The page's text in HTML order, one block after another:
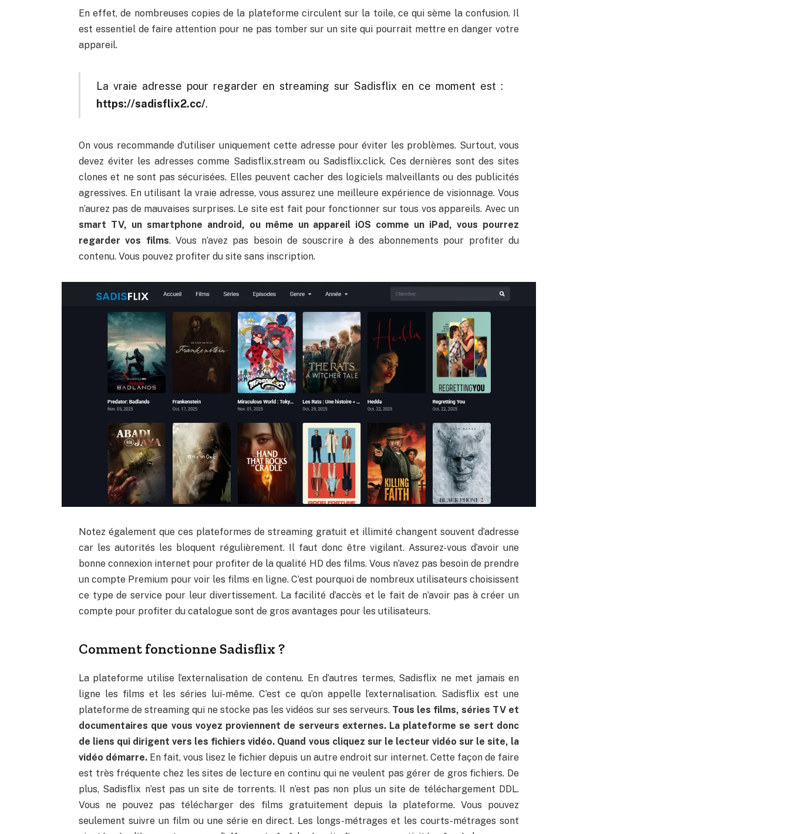
En effet, de nombreuses copies de la plateforme circulent sur la toile, ce qui sème la confusion. Il
est essentiel de faire attention pour ne pas tomber sur un site qui pourrait mettre en danger votre
appareil.
La vraie adresse pour regarder en streaming sur Sadisflix en ce moment est :
https://sadisflix2.cc/.
On vous recommande d’utiliser uniquement cette adresse pour éviter les problèmes. Surtout, vous
devez éviter les adresses comme Sadisflix.stream ou Sadisflix.click. Ces dernières sont des sites
clones et ne sont pas sécurisées. Elles peuvent cacher des logiciels malveillants ou des publicités
agressives. En utilisant la vraie adresse, vous assurez une meilleure expérience de visionnage. Vous
n’aurez pas de mauvaises surprises. Le site est fait pour fonctionner sur tous vos appareils. Avec un
smart TV, un smartphone android, ou même un appareil iOS comme un iPad, vous pourrez
regarder vos films. Vous n’avez pas besoin de souscrire à des abonnements pour profiter du
contenu. Vous pouvez profiter du site sans inscription.
Notez également que ces plateformes de streaming gratuit et illimité changent souvent d’adresse
car les autorités les bloquent régulièrement. Il faut donc être vigilant. Assurez-vous d’avoir une
bonne connexion internet pour profiter de la qualité HD des films. Vous n’avez pas besoin de prendre
un compte Premium pour voir les films en ligne. C’est pourquoi de nombreux utilisateurs choisissent
ce type de service pour leur divertissement. La facilité d’accès et le fait de n’avoir pas à créer un
compte pour profiter du catalogue sont de gros avantages pour les utilisateurs.
Comment fonctionne Sadisflix ?
La plateforme utilise l’externalisation de contenu. En d’autres termes, Sadisflix ne met jamais en
ligne les films et les séries lui-même. C’est ce qu’on appelle l’externalisation. Sadisflix est une
plateforme de streaming qui ne stocke pas les vidéos sur ses serveurs. Tous les films, séries TV et
documentaires que vous voyez proviennent de serveurs externes. La plateforme se sert donc
de liens qui dirigent vers les fichiers vidéo. Quand vous cliquez sur le lecteur vidéo sur le site, la
vidéo démarre. En fait, vous lisez le fichier depuis un autre endroit sur internet. Cette façon de faire
est très fréquente chez les sites de lecture en continu qui ne veulent pas gérer de gros fichiers. De
plus, Sadisflix n’est pas un site de torrents. Il n’est pas non plus un site de téléchargement DDL.
Vous ne pouvez pas télécharger des films gratuitement depuis la plateforme. Vous pouvez
seulement suivre un film ou une série en direct. Les longs-métrages et les courts-métrages sont